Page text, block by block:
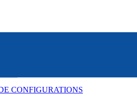
CONFIGURATIONS